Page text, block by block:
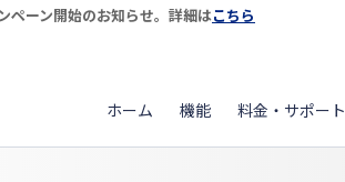
ーン開始のお知らせ。詳細はこちら
ホーム 機能 料金・サポート